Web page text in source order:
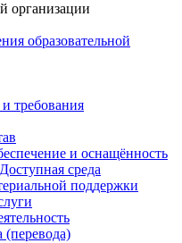
организации
образовательной
требования
и оснащённость
среда
поддержки
(перевода)